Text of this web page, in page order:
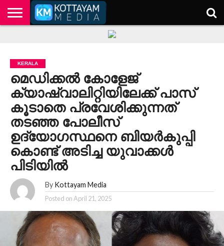
KERALA
മെഡിക്കൽ കോളേജ്
ക്യാഷ്വാലിറ്റിയിലേക്ക് പാസ്
കൂടാതെ പ്രവേശിക്കുന്നത്
തടഞ്ഞ പോലീസ്
ഉദ്യോഗസ്ഥനെ ബിയർകുപ്പി
കൊണ്ട് അടിച്ച യുവാക്കൾ
പിടിയിൽ
By Kottayam Media
Posted onApril 21, 2025